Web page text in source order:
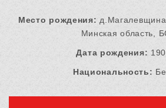
Место рождения:
Минская область,
Дата рождения:
Национальность: